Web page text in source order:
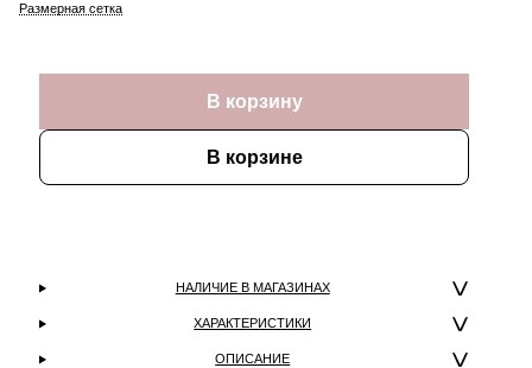
Размерная сетка
В корзину
В корзине
НАЛИЧИЕ В МАГАЗИНАХ
ХАРАКТЕРИСТИКИ
ОПИСАНИЕ